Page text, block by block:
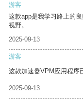
游客
这款app是我学习路上的
视野。
2025-09-13
游客
这款加速器VPM应用程序
2025-09-13